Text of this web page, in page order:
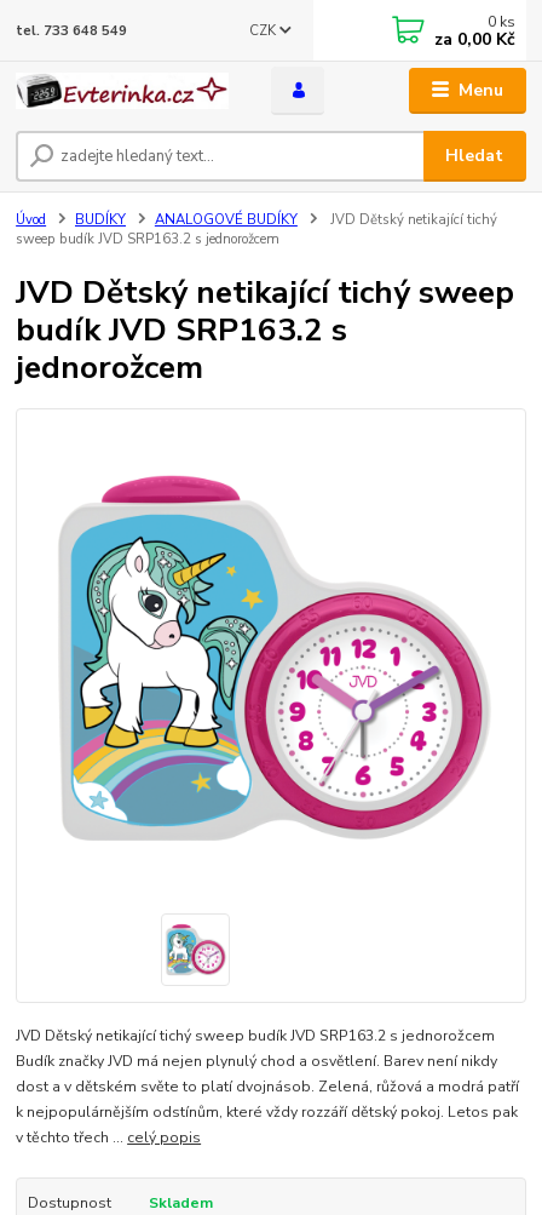
Menu
CZK
Hledat
tel. 733 648 549 0 ks
za 0,00 Kč
Úvod BUDÍKY ANALOGOVÉ BUDÍKY
JVD Dětský netikající tichý
sweep budík JVD SRP163.2 s jednorožcem
JVD Dětský netikající tichý sweep
budík JVD SRP163.2 s
jednorožcem
JVD Dětský netikající tichý sweep budík JVD SRP163.2 s jednorožcem
Budík značky JVD má nejen plynulý chod a osvětlení. Barev není nikdy
dost a v dětském světe to platí dvojnásob. Zelená, růžová a modrá patří
k nejpopulárnějším odstínům, které vždy rozzáří dětský pokoj. Letos pak
v těchto třech ... celý popis
Dostupnost Skladem